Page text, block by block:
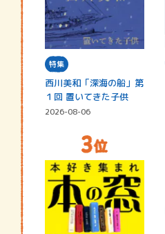
特集
西川美和「深海の船」第
１回 置いてきた子供
2026-08-06